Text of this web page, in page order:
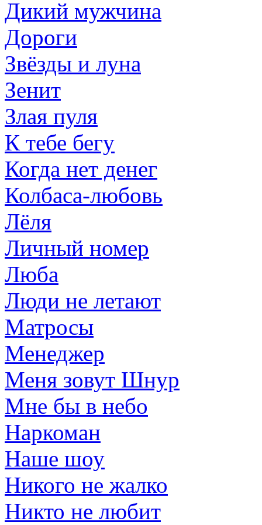
Дикий мужчина
Дороги
Звёзды и лyна
Зенит
Злая пуля
К тебе бегу
Когда нет денег
Колбаса-любовь
Лёля
Личный номер
Люба
Люди не летают
Матросы
Менеджер
Меня зовут Шнур
Мне бы в небо
Наркоман
Наше шоу
Никого не жалко
Никто не любит